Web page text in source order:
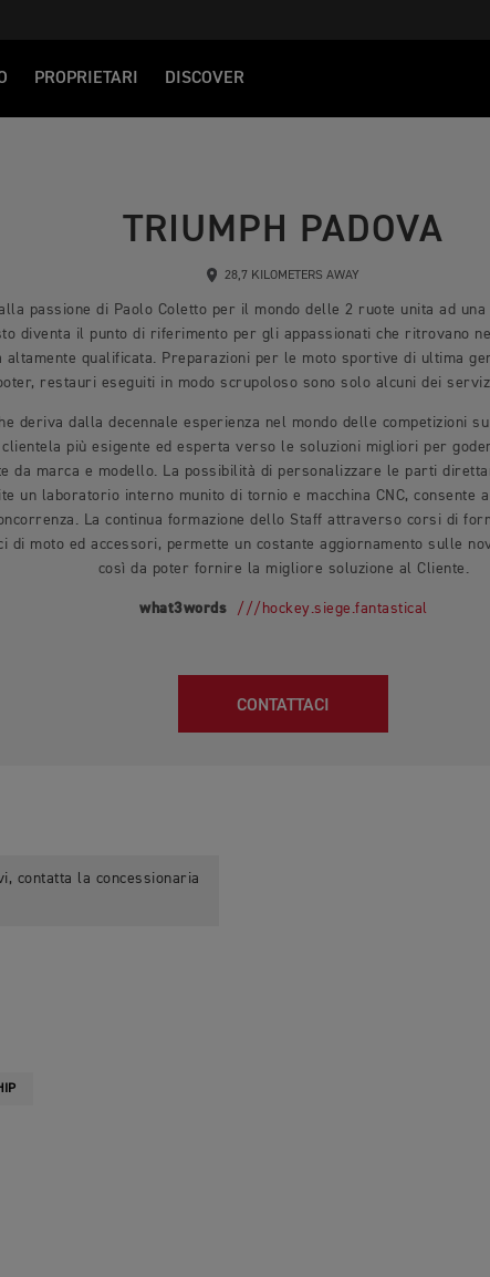
PROPRIETARI DISCOVER
TRIUMPH PADOVA
28,7 KILOMETERS AWAY
passione di Paolo Coletto per il mondo delle 2 ruote unita ad una
diventa il punto di riferimento per gli appassionati che ritrovano
altamente qualificata. Preparazioni per le moto sportive di ultima
restauri eseguiti in modo scrupoloso sono solo alcuni dei
deriva dalla decennale esperienza nel mondo delle competizioni
più esigente ed esperta verso le soluzioni migliori per
da marca e modello. La possibilità di personalizzare le parti
un laboratorio interno munito di tornio e macchina CNC, consente
La continua formazione dello Staff attraverso corsi di
di moto ed accessori, permette un costante aggiornamento sulle
così da poter fornire la migliore soluzione al Cliente.
what3words ///hockey.siege.fantastical
CONTATTACI
contatta la concessionaria